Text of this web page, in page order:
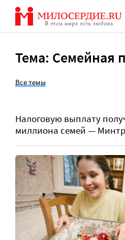
Перейти
содержанию
Тема: Семейная
Все темы
Налоговую выплату
миллиона семей —